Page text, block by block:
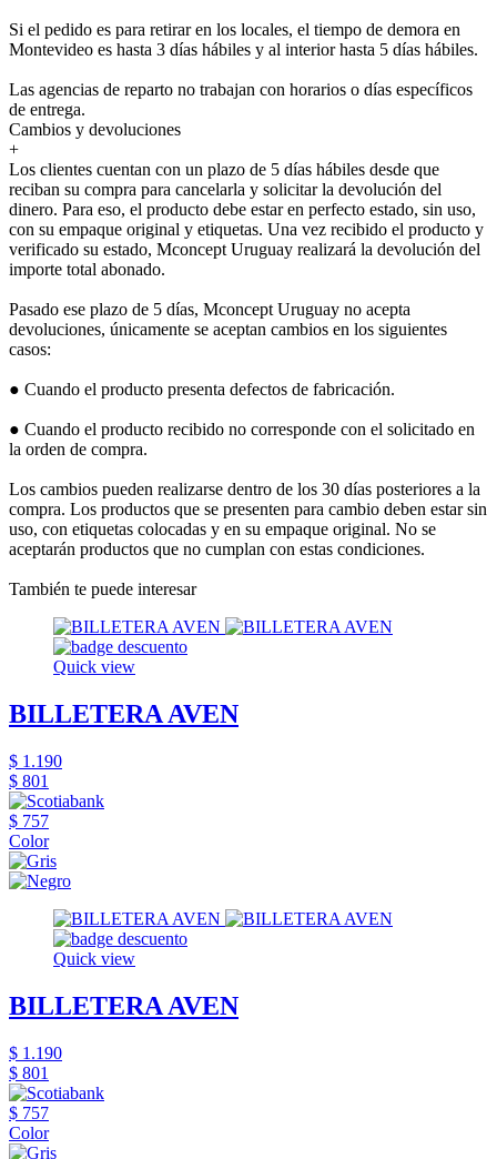
Si el pedido es para retirar en los locales, el tiempo de demora en
Montevideo es hasta 3 días hábiles y al interior hasta 5 días hábiles.
Las agencias de reparto no trabajan con horarios o días específicos
de entrega.
Cambios y devoluciones
+
Los clientes cuentan con un plazo de 5 días hábiles desde que
reciban su compra para cancelarla y solicitar la devolución del
dinero. Para eso, el producto debe estar en perfecto estado, sin uso,
con su empaque original y etiquetas. Una vez recibido el producto y
verificado su estado, Mconcept Uruguay realizará la devolución del
importe total abonado.
Pasado ese plazo de 5 días, Mconcept Uruguay no acepta
devoluciones, únicamente se aceptan cambios en los siguientes
casos:
● Cuando el producto presenta defectos de fabricación.
● Cuando el producto recibido no corresponde con el solicitado en
la orden de compra.
Los cambios pueden realizarse dentro de los 30 días posteriores a la
compra. Los productos que se presenten para cambio deben estar sin
uso, con etiquetas colocadas y en su empaque original. No se
aceptarán productos que no cumplan con estas condiciones.
También te puede interesar
Quick view
BILLETERA AVEN
$ 1.190
$ 801
$ 757
Color
Quick view
BILLETERA AVEN
$ 1.190
$ 801
$ 757
Color